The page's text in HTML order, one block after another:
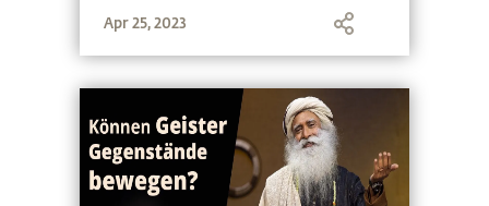
Apr 25, 2023